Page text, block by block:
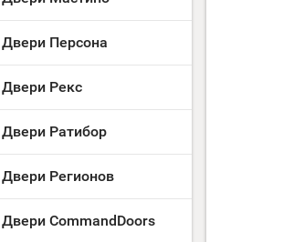
Двери Персона
Двери Рекс
Двери Ратибор
Двери Регионов
Двери CommandDoors